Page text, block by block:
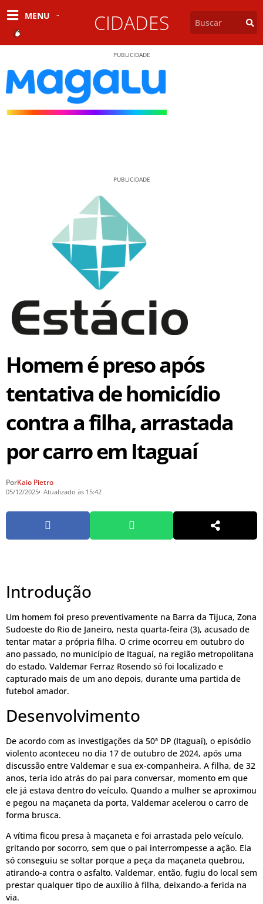
MENU CIDADES
PUBLICIDADE
PUBLICIDADE
Homem é preso após
tentativa de homicídio
contra a filha, arrastada
por carro em Itaguaí
PorKaio Pietro
05/12/2025 Atualizado às 15:42
Introdução
Um homem foi preso preventivamente na Barra da Tijuca, Zona
Sudoeste do Rio de Janeiro, nesta quarta-feira (3), acusado de
tentar matar a própria filha. O crime ocorreu em outubro do
ano passado, no município de Itaguaí, na região metropolitana
do estado. Valdemar Ferraz Rosendo só foi localizado e
capturado mais de um ano depois, durante uma partida de
futebol amador.
Desenvolvimento
De acordo com as investigações da 50ª DP (Itaguaí), o episódio
violento aconteceu no dia 17 de outubro de 2024, após uma
discussão entre Valdemar e sua ex-companheira. A filha, de 32
anos, teria ido atrás do pai para conversar, momento em que
ele já estava dentro do veículo. Quando a mulher se aproximou
e pegou na maçaneta da porta, Valdemar acelerou o carro de
forma brusca.
A vítima ficou presa à maçaneta e foi arrastada pelo veículo,
gritando por socorro, sem que o pai interrompesse a ação. Ela
só conseguiu se soltar porque a peça da maçaneta quebrou,
atirando-a contra o asfalto. Valdemar, então, fugiu do local sem
prestar qualquer tipo de auxílio à filha, deixando-a ferida na
via.